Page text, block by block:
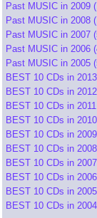
Past MUSIC in 2009
Past MUSIC in 2008
Past MUSIC in 2007
Past MUSIC in 2006
Past MUSIC in 2005
BEST 10 CDs in
BEST 10 CDs in
BEST 10 CDs in
BEST 10 CDs in
BEST 10 CDs in
BEST 10 CDs in
BEST 10 CDs in
BEST 10 CDs in
BEST 10 CDs in
BEST 10 CDs in